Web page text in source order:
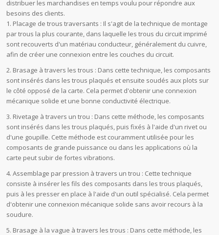
distribuer les marchandises en temps voulu pour répondre aux
besoins des clients.
1. Placage de trous traversants : Il s'agit de la technique de montage
par trous la plus courante, dans laquelle les trous du circuit imprimé
sont recouverts d'un matériau conducteur, généralement du cuivre,
afin de créer une connexion entre les couches du circuit.
2. Brasage à travers les trous : Dans cette technique, les composants
sont insérés dans les trous plaqués et ensuite soudés aux plots sur
le côté opposé de la carte. Cela permet d'obtenir une connexion
mécanique solide et une bonne conductivité électrique.
3. Rivetage à travers un trou : Dans cette méthode, les composants
sont insérés dans les trous plaqués, puis fixés à l'aide d'un rivet ou
d'une goupille. Cette méthode est couramment utilisée pour les
composants de grande puissance ou dans les applications où la
carte peut subir de fortes vibrations.
4. Assemblage par pression à travers un trou : Cette technique
consiste à insérer les fils des composants dans les trous plaqués,
puis à les presser en place à l'aide d'un outil spécialisé. Cela permet
d'obtenir une connexion mécanique solide sans avoir recours à la
soudure.
5. Brasage à la vague à travers les trous : Dans cette méthode, les